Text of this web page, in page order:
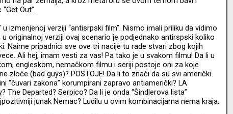
Out”.
u izmenjenoj verziji “antisrpski film”. Nismo imali priliku da vidimo
u originalnoj verziji ovaj scenario je podjednako antirspski koliko
Naime pripadnici sve ove tri nacije tu rade stvari zbog kojih
Ali hej, imam vesti za vas! Pa tako je u svakom filmu! Da li u
engleskom, nemačkom filmu i seriji postoje oni za koje
zloće (bad guys)? POSTOJE! Da li to znači da su svi američki
“čuvari zakona” korumpirani zapravo antiamerički? LA
The Departed? Serpico? Da li je onda “Šindlerova lista”
junak Nemac? Ludilu u ovim kombinacijama nema kraja.